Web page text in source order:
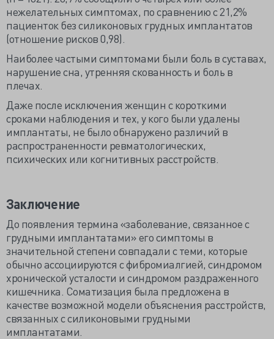
нежелательных симптомах, по сравнению с 21,2%
пациенток без силиконовых грудных имплантатов
(отношение рисков 0,98).
Наиболее частыми симптомами были боль в суставах,
нарушение сна, утренняя скованность и боль в
плечах.
Даже после исключения женщин с короткими
сроками наблюдения и тех, у кого были удалены
имплантаты, не было обнаружено различий в
распространенности ревматологических,
психических или когнитивных расстройств.
Заключение
До появления термина «заболевание, связанное с
грудными имплантатами» его симптомы в
значительной степени совпадали с теми, которые
обычно ассоциируются с фибромиалгией, синдромом
хронической усталости и синдромом раздраженного
кишечника. Соматизация была предложена в
качестве возможной модели объяснения расстройств,
связанных с силиконовыми грудными
имплантатами.